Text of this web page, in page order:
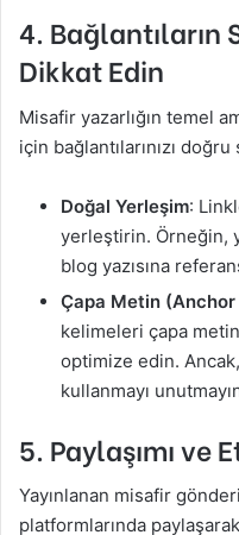
4. Bağlantıların
Dikkat Edin
Misafir yazarlığın temel
için bağlantılarınızı
Doğal Yerleşim:
yerleştirin. Örneğin,
blog yazısına
Çapa Metin (Anchor
kelimeleri çapa metin
optimize edin.
kullanmayı
5. Paylaşımı ve
Yayınlanan misafir
platformlarında